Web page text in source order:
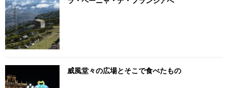
威風堂々の広場とそこで食べたもの